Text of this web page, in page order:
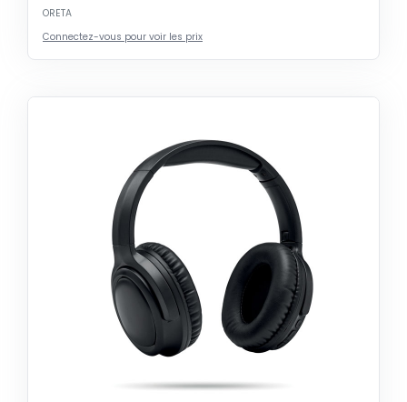
ORETA
Connectez-vous pour voir les prix